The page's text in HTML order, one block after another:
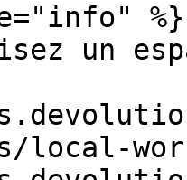
%}
un
local-